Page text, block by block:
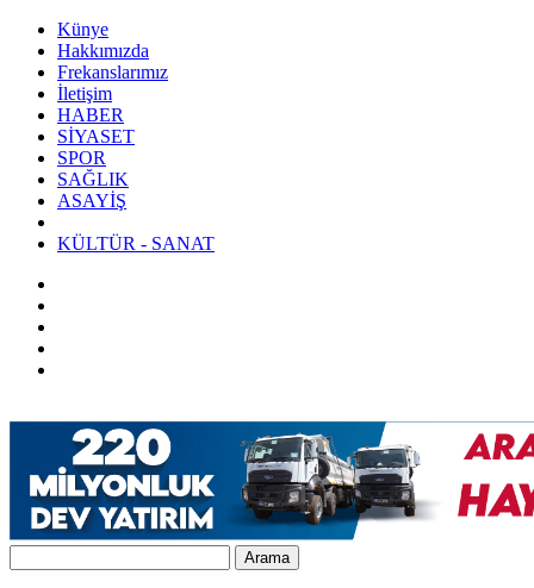
Künye
Hakkımızda
Frekanslarımız
İletişim
HABER
SİYASET
SPOR
SAĞLIK
ASAYİŞ
KÜLTÜR - SANAT